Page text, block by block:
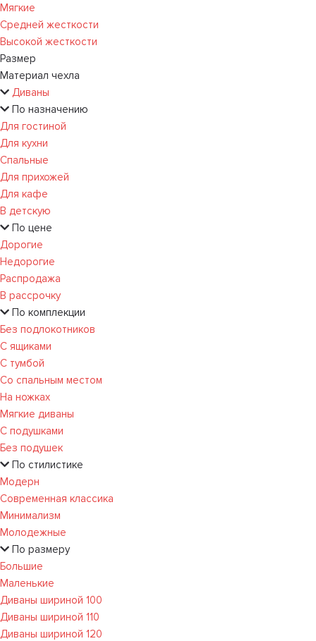
Мягкие
Средней жесткости
Высокой жесткости
Размер
Материал чехла
Диваны
По назначению
Для гостиной
Для кухни
Спальные
Для прихожей
Для кафе
В детскую
По цене
Дорогие
Недорогие
Распродажа
В рассрочку
По комплекции
Без подлокотников
С ящиками
С тумбой
Со спальным местом
На ножках
Мягкие диваны
С подушками
Без подушек
По стилистике
Модерн
Современная классика
Минимализм
Молодежные
По размеру
Большие
Маленькие
Диваны шириной 100
Диваны шириной 110
Диваны шириной 120